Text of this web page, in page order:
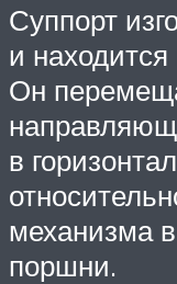
Суппорт
и находится
Он
в
механизма
поршни.